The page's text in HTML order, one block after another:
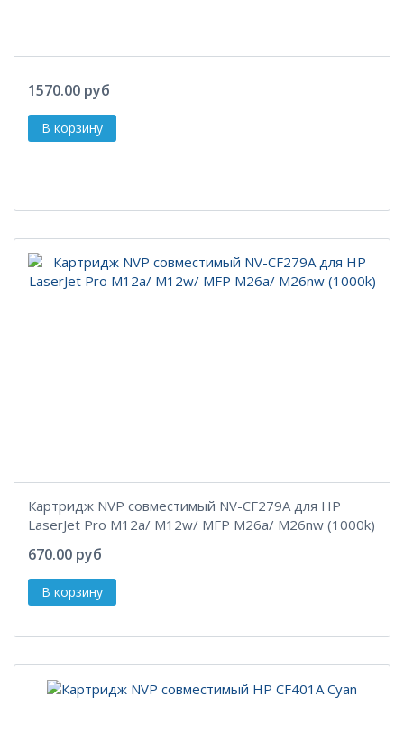
1570.00 руб
Картридж NVP совместимый NV-CF279A для HP
LaserJet Pro M12a/ M12w/ MFP M26a/ M26nw (1000k)
670.00 руб